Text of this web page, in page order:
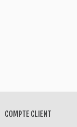
COMPTE CLIENT